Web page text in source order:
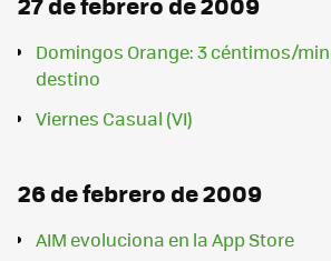
Domingos Orange: 3 céntimos/
destino
Viernes Casual (VI)
26 de febrero de 2009
AIM evoluciona en la App Store